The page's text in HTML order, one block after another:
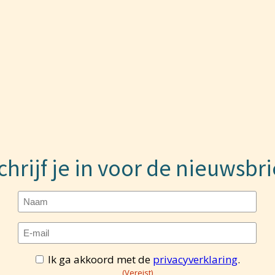
je in voor de
Naam
E-
Toestemming(Vereist)
Ik ga akkoord met de privacyverklaring.
(Vereist)